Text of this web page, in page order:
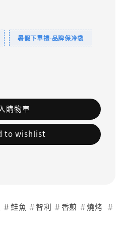
暑假下單禮-品牌保冷袋
購物車
to wishlist
鮭魚 ＃智利 ＃香煎 ＃燒烤 ＃